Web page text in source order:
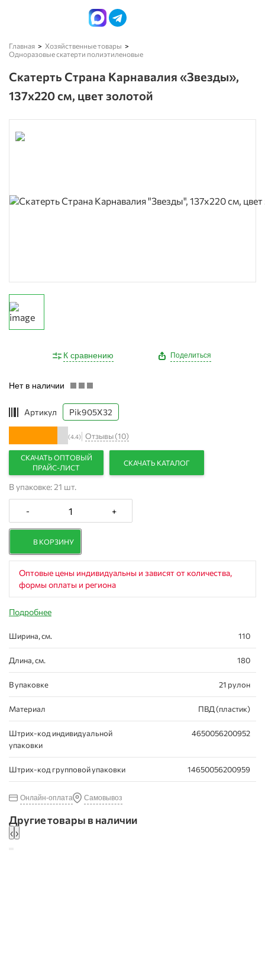
Главная
Хозяйственные товары
Одноразовые скатерти полиэтиленовые
Скатерть Страна Карнавалия «Звезды»,
137х220 см, цвет золотой
К сравнению Поделиться
Нет в наличии
Артикул Pik905X32
(4.4) Отзывы (10)
- +
В КОРЗИНУ
СКАЧАТЬ ОПТОВЫЙ
ПРАЙС-ЛИСТ
СКАЧАТЬ КАТАЛОГ
В упаковке: 21 шт.
Оптовые цены индивидуальны и зависят от количества,
формы оплаты и региона
Подробнее
Ширина, см. 110
Длина, см. 180
В упаковке 21 рулон
Материал ПВД (пластик)
Штрих-код индивидуальной
упаковки
4650056200952
Штрих-код групповой упаковки 14650056200959
Онлайн-оплата Самовывоз
Другие товары в наличии
‹ ›